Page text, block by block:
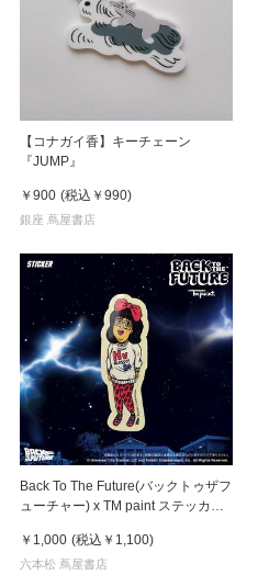
【コナガイ香】キーチェーン
『JUMP』
￥900 (税込 ￥990)
銀座 蔦屋書店
Back To The Future(バックトゥザフ
ューチャー) x TM paint ステッカー
￥1,000 (税込 ￥1,100)
六本松 蔦屋書店